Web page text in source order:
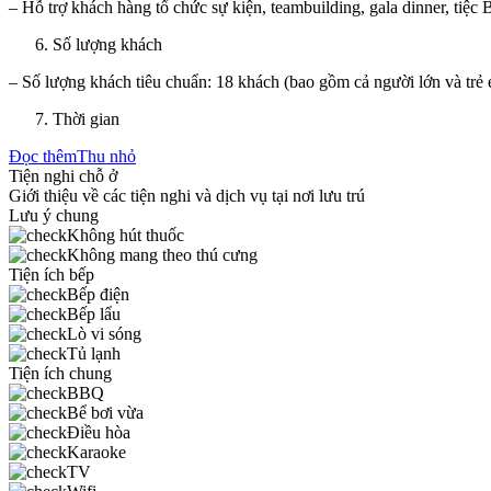
– Hỗ trợ khách hàng tổ chức sự kiện, teambuilding, gala dinner,
Số lượng khách
– Số lượng khách tiêu chuẩn: 18 khách (bao gồm cả người lớn và trẻ
Thời gian
Đọc thêmThu nhỏ
Tiện nghi chỗ ở
Giới thiệu về các tiện nghi và dịch vụ tại nơi lưu trú
Lưu ý chung
Không hút thuốc
Không mang theo thú cưng
Tiện ích bếp
Bếp điện
Bếp lẩu
Lò vi sóng
Tủ lạnh
Tiện ích chung
BBQ
Bể bơi vừa
Điều hòa
Karaoke
TV